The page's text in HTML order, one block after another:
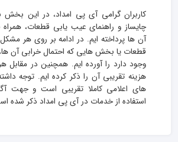
کاربران گرامی آی پی امداد، در این بخش
چایساز و راهنمای عیب یابی قطعات، همراه
آن ها پرداخته ایم. در ادامه بر روی هر
قطعات یا بخش هایی که احتمال خرابی آن
وجود دارد را آورده ایم. همچنین در مقابل
هزینه تقریبی آن را ذکر کرده ایم. توجه
های اعلامی کاملا تقریبی است و جهت
استفاده از خدمات در آی پی امداد ذکر شده